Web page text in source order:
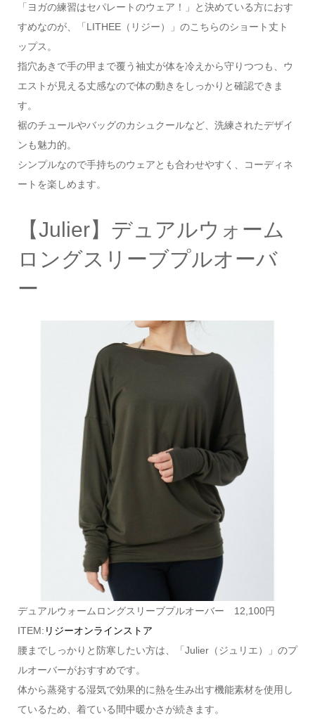
「ヨガの練習はセパレートのウェア！」と決めている方におす
すめなのが、「LITHEE（リジー）」のこちらのショート丈ト
ップス。
指穴あきで手の甲まで覆う袖丈が体を冷えから守りつつも、ウ
エストが見える丈感なので体の動きをしっかりと確認できま
す。
裾のチュールやバッグのカシュクールなど、洗練されたデザイ
ンも魅力的。
シンプルなので手持ちのウェアとも合わせやすく、コーディネ
ートを楽しめます。
【Julier】デュアルウォーム
ロングスリーブプルオーバ
ー
デュアルウォームロングスリーブプルオーバー 12,100円
ITEM: リジーオンラインストア
腰までしっかりと防寒したい方は、「Julier（ジュリエ）」のプ
ルオーバーがおすすめです。
体から蒸発する湿気で効果的に熱を生み出す機能素材を使用し
ているため、着ている間中暖かさが続きます。